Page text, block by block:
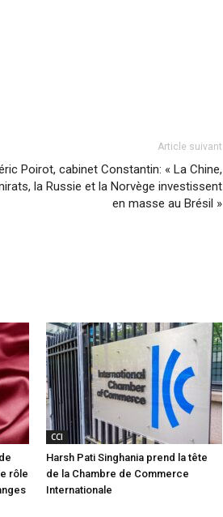
Article suivant
Poirot, cabinet Constantin: « La Chine,
la Russie et la Norvège investissent
en masse au Brésil »
rôle
CCI
Harsh Pati Singhania prend la tête
de la Chambre de Commerce
Internationale